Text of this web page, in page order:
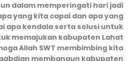
dalam memperingati hari jadi
yang kita capai dan apa yang
apa kendala serta solusi untuk
memajukan kabupaten Lahat
Allah SWT membimbing kita
membangun kabupaten